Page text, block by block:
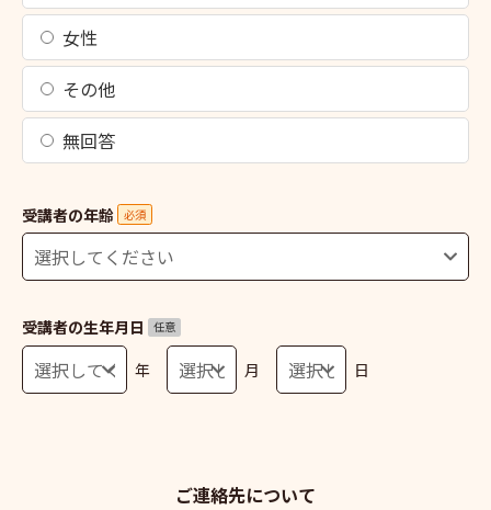
女性
その他
無回答
受講者の年齢 必須
受講者の生年月日 任意
年 月 日
ご連絡先について